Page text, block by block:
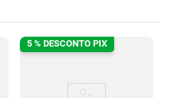
5 % DESCONTO PIX